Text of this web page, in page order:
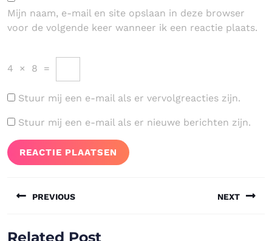
Mijn naam, e-mail en site opslaan in deze browser
voor de volgende keer wanneer ik een reactie plaats.
4 × 8 =
Stuur mij een e-mail als er vervolgreacties zijn.
Stuur mij een e-mail als er nieuwe berichten zijn.
navigatie
PREVIOUS NEXT
Related Post